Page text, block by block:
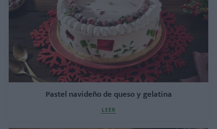
Pastel navideño de queso y gelatina
LEER